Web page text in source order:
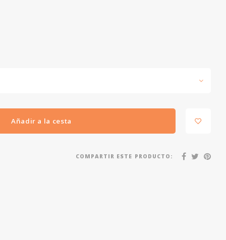
Añadir a la cesta
COMPARTIR ESTE PRODUCTO: